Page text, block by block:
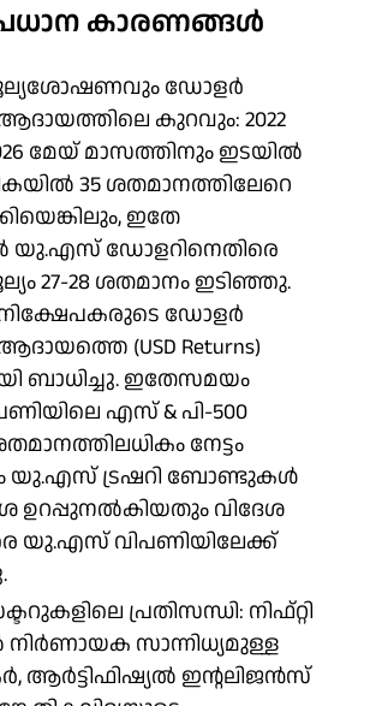
കാരണങ്ങൾ
ഡോളർ
കുറവും: 2022
മേയ് മാസത്തിനും ഇടയിൽ
35 ശതമാനത്തിലേറെ
ഇതേ
യു.എസ് ഡോളറിനെതിരെ
27-28 ശതമാനം ഇടിഞ്ഞു.
ഡോളർ
(USD Returns)
ബാധിച്ചു. ഇതേസമയം
എസ് & പി-500
നേട്ടം
യു.എസ് ട്രഷറി ബോണ്ടുകൾ
ഉറപ്പുനൽകിയതും വിദേശ
യു.എസ് വിപണിയിലേക്ക്
പ്രതിസന്ധി: നിഫ്റ്റി
സാന്നിധ്യമുള്ള
ആർട്ടിഫിഷ്യൽ ഇന്റലിജൻസ്